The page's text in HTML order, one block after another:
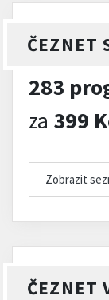
ČEZNET
283
za 399
Zobrazit
ČEZNET